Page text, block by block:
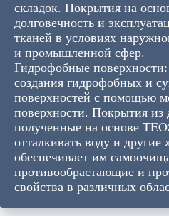
складок. Покрытия на
долговечность и
тканей в условиях
и промышленной сфер.
Гидрофобные
создания гидрофобных и
поверхностей с помощью
поверхности. Покрытия из
полученные на основе
отталкивать воду и другие
обеспечивает им
противообрастающие и
свойства в различных